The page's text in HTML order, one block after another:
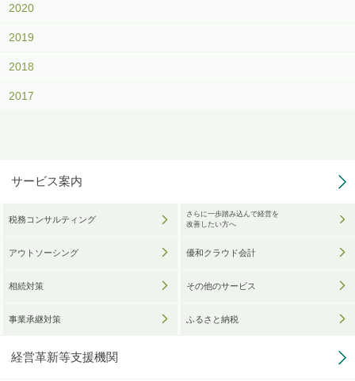
2020
2019
2018
2017
サービス案内
税務コンサルティング
アウトソーシング
相続対策
事業承継対策
さらに一歩踏み込んで経営を
改善したい方へ
優和クラウド会計
その他のサービス
ふるさと納税
経営革新等支援機関